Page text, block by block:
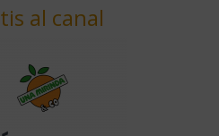
al canal